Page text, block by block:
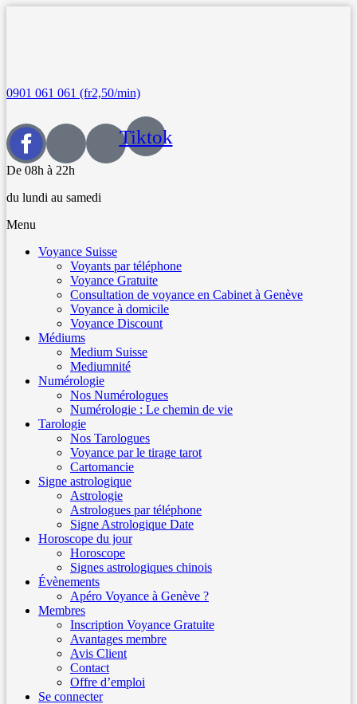
0901 061 061 (fr2,50/min)
Tiktok
De 08h à 22h
du lundi au samedi
Menu
Voyance Suisse
Voyants par téléphone
Voyance Gratuite
Consultation de voyance en Cabinet à Genève
Voyance à domicile
Voyance Discount
Médiums
Medium Suisse
Mediumnité
Numérologie
Nos Numérologues
Numérologie : Le chemin de vie
Tarologie
Nos Tarologues
Voyance par le tirage tarot
Cartomancie
Signe astrologique
Astrologie
Astrologues par téléphone
Signe Astrologique Date
Horoscope du jour
Horoscope
Signes astrologiques chinois
Évènements
Apéro Voyance à Genève ?
Membres
Inscription Voyance Gratuite
Avantages membre
Avis Client
Contact
Offre d’emploi
Se connecter